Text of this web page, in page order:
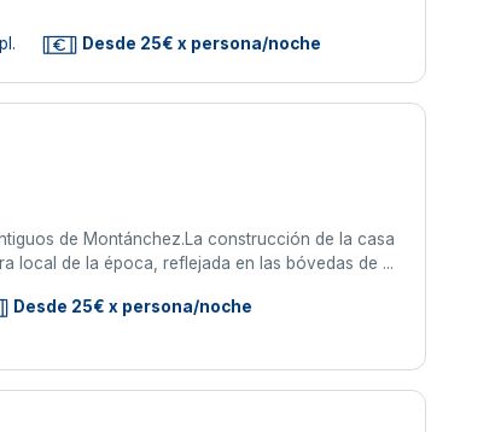
Desde 25€ x persona/noche
de Montánchez.La construcción de la casa
local de la época, reflejada en las bóvedas de ...
Desde 25€ x persona/noche